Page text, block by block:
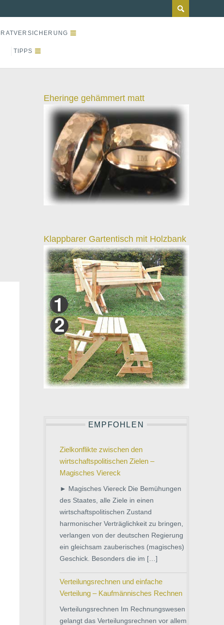
TIPPS
Eheringe gehämmert matt
Klappbarer Gartentisch mit Holzbank
EMPFOHLEN
Zielkonflikte zwischen den
wirtschaftspolitischen Zielen –
Magisches Viereck
► Magisches Viereck Die Bemühungen
des Staates, alle Ziele in einen
wirtschaftspolitischen Zustand
harmonischer Verträglichkeit zu bringen,
verlangen von der deutschen Regierung
ein gleichsam zauberisches (magisches)
Geschick. Besonders die im […]
Verteilungsrechnen und einfache
Verteilung – Kaufmännisches Rechnen
Verteilungsrechnen Im Rechnungswesen
gelangt das Verteilungsrechnen vor allem